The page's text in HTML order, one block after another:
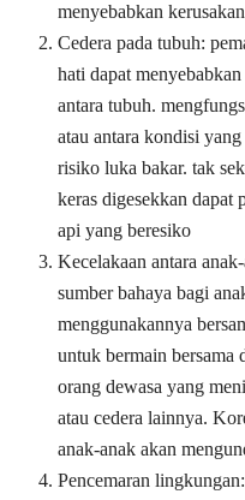
menyebabkan
Cedera pada tubuh:
hati dapat
antara tubuh.
atau antara kondisi
risiko luka bakar. tak
keras digesekkan dapat
api yang beresiko
Kecelakaan antara
sumber bahaya bagi
menggunakannya
untuk bermain bersama
orang dewasa yang
atau cedera lainnya.
anak-anak akan
Pencemaran